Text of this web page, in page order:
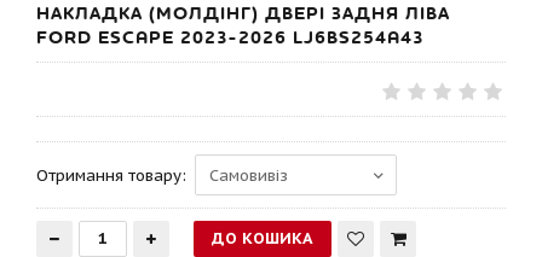
НАКЛАДКА (МОЛДІНГ) ДВЕРІ ЗАДНЯ ЛІВА
FORD ESCAPE 2023-2026 LJ6BS254A43
Отримання товару: